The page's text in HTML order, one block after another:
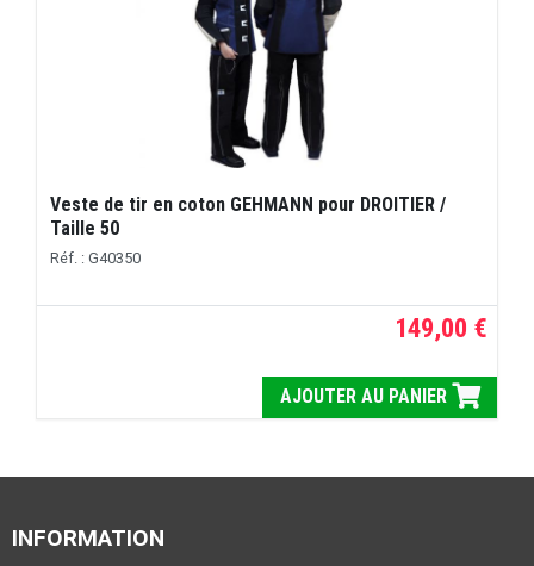
Veste de tir en coton GEHMANN pour DROITIER /
Taille 50
Réf. : G40350
149,00 €
AJOUTER AU PANIER
INFORMATION